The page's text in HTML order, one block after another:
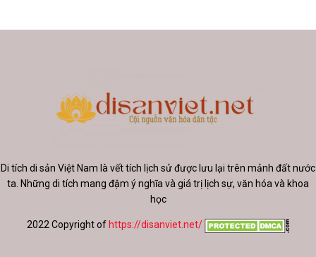
Di tích di sản Việt Nam là vết tích lịch sử được lưu lại trên mảnh đất nước
ta. Những di tích mang đậm ý nghĩa và giá trị lịch sự, văn hóa và khoa
học
2022 Copyright of https://disanviet.net/